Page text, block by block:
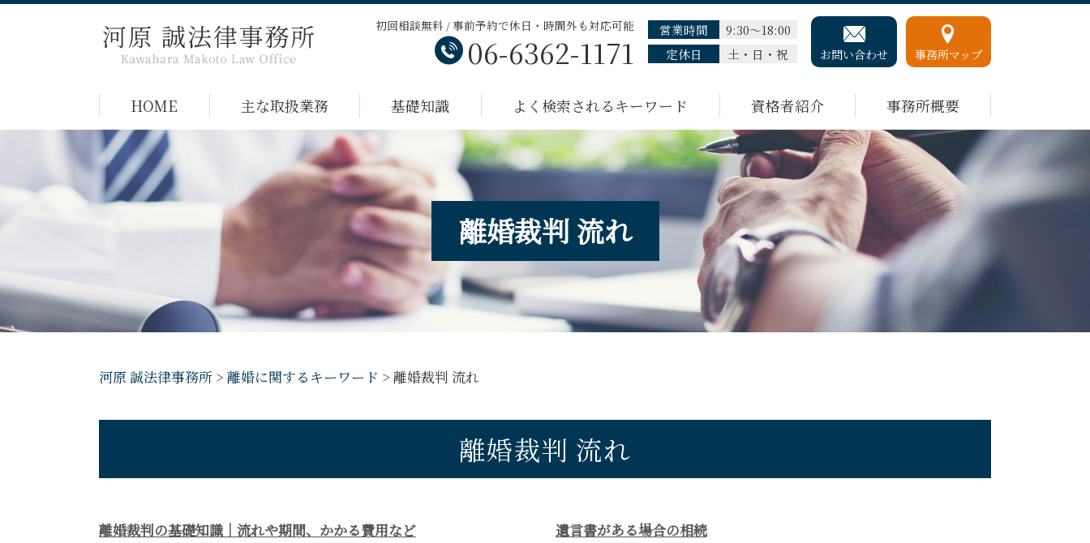
離婚裁判 流れ
初回相談無料 / 事前予約で休日・時間外も対応可能
06-6362-1171
営業時間
9:30～18:00
定休日
土・日・祝 お問い合わせ 事務所マップ
HOME 主な取扱業務 基礎知識 よく検索されるキーワード 資格者紹介 事務所概要
河原 誠法律事務所 > 離婚に関するキーワード > 離婚裁判 流れ
離婚裁判 流れ
離婚裁判の基礎知識｜流れや期間、かかる費用など 遺言書がある場合の相続